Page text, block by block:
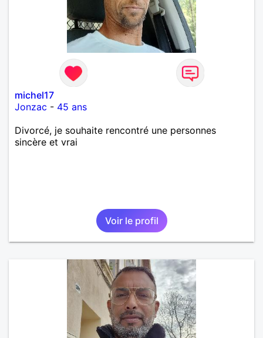
michel17
Jonzac - 45 ans
Divorcé, je souhaite rencontré une personnes
sincère et vrai
Voir le profil